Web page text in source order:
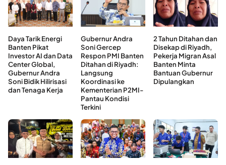
Daya Tarik Energi
Banten Pikat
Investor AI dan Data
Center Global,
Gubernur Andra
Soni Bidik Hilirisasi
dan Tenaga Kerja
Gubernur Andra
Soni Gercep
Respon PMI Banten
Ditahan di Riyadh:
Langsung
Koordinasi ke
Kementerian P2MI-
Pantau Kondisi
Terkini
2 Tahun Ditahan dan
Disekap di Riyadh,
Pekerja Migran Asal
Banten Minta
Bantuan Gubernur
Dipulangkan